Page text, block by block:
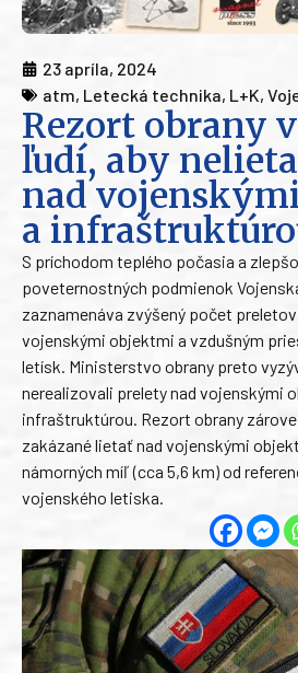
23 apríla, 2024
atm, Letecká technika, L+K,
Rezort obrany
ľudí, aby
nad
a
S príchodom teplého počasia a
poveternostných podmienok
zaznamenáva zvýšený počet
vojenskými objektmi a vzdušným
letísk. Ministerstvo obrany preto
nerealizovali prelety nad vojenskými
infraštruktúrou. Rezort obrany
zakázané lietať nad vojenskými
námorných míľ (cca 5,6 km) od
vojenského letiska.